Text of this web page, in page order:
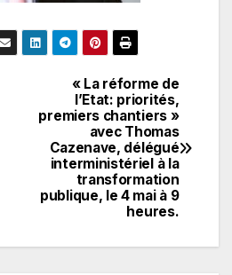
« La réforme de
l’Etat: priorités,
premiers chantiers »
avec Thomas
Cazenave, délégué
interministériel à la
transformation
publique, le 4 mai à 9
heures.